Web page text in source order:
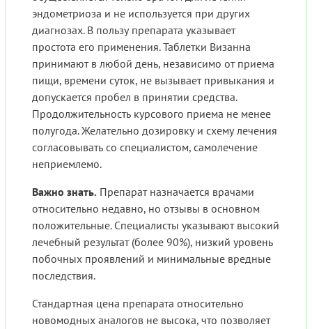
эндометриоза и не используется при других
диагнозах. В пользу препарата указывает
простота его применения. Таблетки Визанна
принимают в любой день, независимо от приема
пищи, времени суток, не вызывает привыкания и
допускается пробел в принятии средства.
Продолжительность курсового приема не менее
полугода. Желательно дозировку и схему лечения
согласовывать со специалистом, самолечение
неприемлемо.
Важно знать. Препарат назначается врачами
относительно недавно, но отзывы в основном
положительные. Специалисты указывают высокий
лечебный результат (более 90%), низкий уровень
побочных проявлений и минимальные вредные
последствия.
Стандартная цена препарата относительно
новомодных аналогов не высока, что позволяет